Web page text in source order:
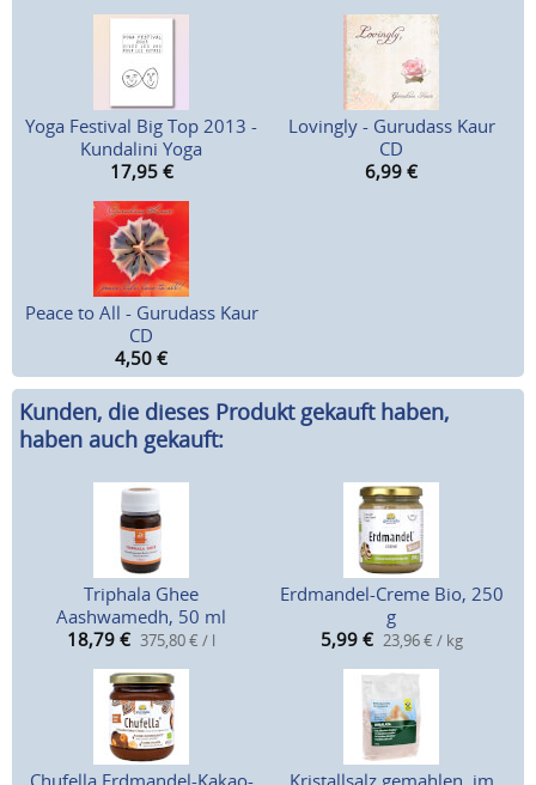
Yoga Festival Big Top 2013 -
Kundalini Yoga
17,95 €
Lovingly - Gurudass Kaur
CD
6,99 €
Peace to All - Gurudass Kaur
CD
4,50 €
Kunden, die dieses Produkt gekauft haben,
haben auch gekauft:
Triphala Ghee
Aashwamedh, 50 ml
18,79 € 375,80 € / l
Erdmandel-Creme Bio, 250
g
5,99 € 23,96 € / kg